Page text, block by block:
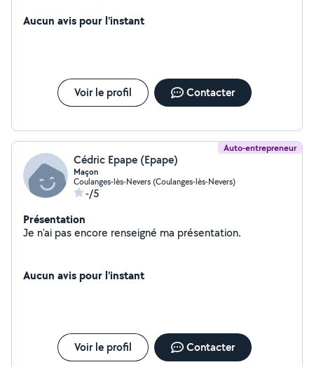
suis expérimenté dans le bricolage qui est une de mes
Aucun avis pour l'instant
Voir le profil Contacter
Auto-entrepreneur
Cédric Epape (Epape)
Maçon
Coulanges-lès-Nevers (Coulanges-lès-Nevers)
-/5
Présentation
Je n'ai pas encore renseigné ma présentation.
Aucun avis pour l'instant
Voir le profil Contacter